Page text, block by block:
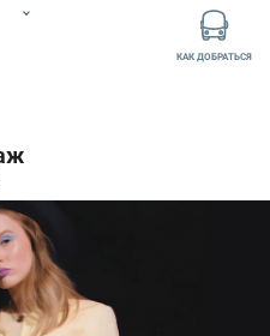
КАК ДОБРАТЬСЯ